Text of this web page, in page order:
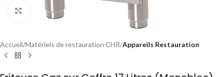
Click to enlarge
Accueil Matériels de restauration CHR Appareils Restauration